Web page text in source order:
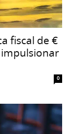
fiscal de €
impulsionar
0